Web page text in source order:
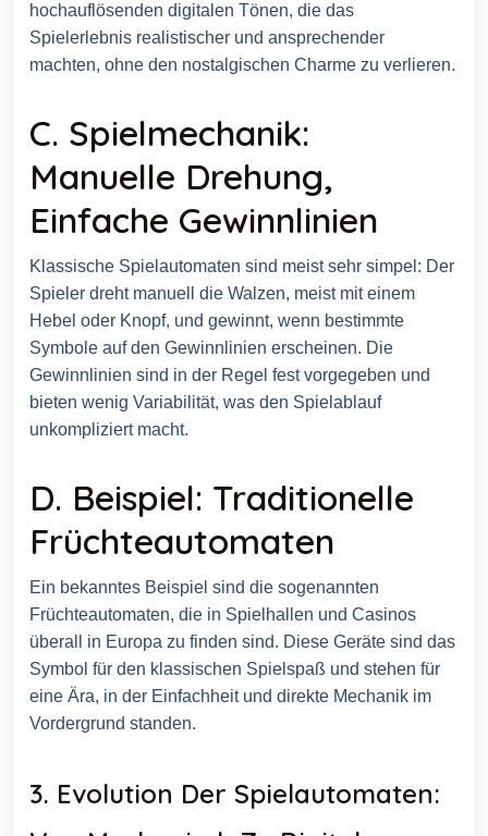
hochauflösenden digitalen Tönen, die das
Spielerlebnis realistischer und ansprechender
machten, ohne den nostalgischen Charme zu verlieren.
C. Spielmechanik:
Manuelle Drehung,
Einfache Gewinnlinien
Klassische Spielautomaten sind meist sehr simpel: Der
Spieler dreht manuell die Walzen, meist mit einem
Hebel oder Knopf, und gewinnt, wenn bestimmte
Symbole auf den Gewinnlinien erscheinen. Die
Gewinnlinien sind in der Regel fest vorgegeben und
bieten wenig Variabilität, was den Spielablauf
unkompliziert macht.
D. Beispiel: Traditionelle
Früchteautomaten
Ein bekanntes Beispiel sind die sogenannten
Früchteautomaten, die in Spielhallen und Casinos
überall in Europa zu finden sind. Diese Geräte sind das
Symbol für den klassischen Spielspaß und stehen für
eine Ära, in der Einfachheit und direkte Mechanik im
Vordergrund standen.
3. Evolution Der Spielautomaten: